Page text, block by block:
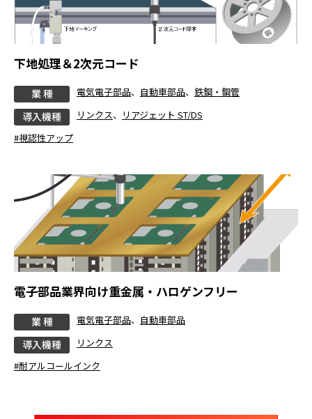
下地処理＆2次元コード
業 種 電気電子部品、 自動車部品、 鉄鋼・鋼管
導入機種 リンクス、 リアジェット ST/DS
#視認性アップ
電子部品業界向け重金属・ハロゲンフリー
業 種 電気電子部品、 自動車部品
導入機種
リンクス
#耐アルコールインク